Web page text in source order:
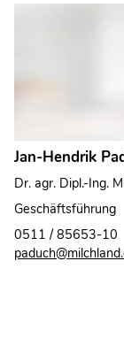
Jan-Hendrik
Dr. agr. Dipl.-Ing.
Geschäftsführung
0511 / 85653-10